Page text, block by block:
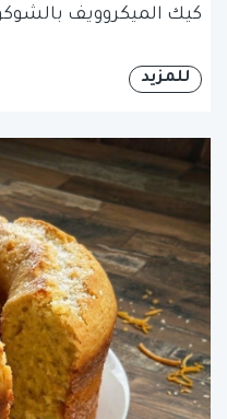
كيك الميكروويف
للمزيد